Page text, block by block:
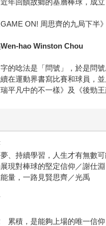
ON! 周思齊的九局下半
Wen-hao Winston Chou
的唸法是「問號」，於是問
在運動界書寫比賽和球員，
平凡中的不一樣》及《後勁
、持續學習，人生才有無數
現對棒球的堅定信仰／謝仕淵
量，一路見賢思齊／光禹
累積，是能夠上場的唯一信仰